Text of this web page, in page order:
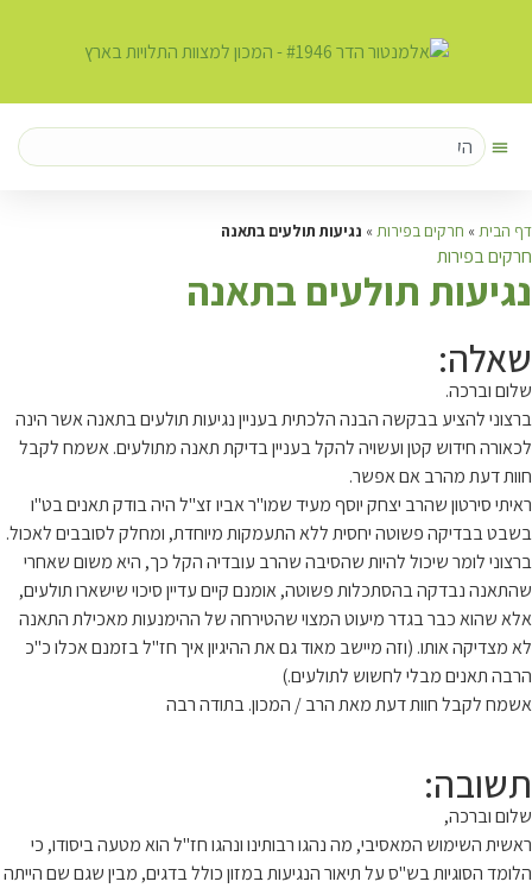
דף הבית » חרקים בפירות » נגיעות תולעים בתאנה
חרקים בפירות
נגיעות תולעים בתאנה
שאלה:
שלום וברכה.
ברצוני להציע בבקשה הבנה הלכתית בעניין נגיעות תולעים בתאנה אשר הינה
לכאורה חידוש קטן ועשויה להקל בעניין בדיקת תאנה מתולעים. אשמח לקבל
חוות דעת מהרב אם אפשר.
ראיתי סירטון שהרב יצחק יוסף מעיד שמו"ר אביו זצ"ל היה בודק תאנים בט"ו
בשבט בבדיקה פשוטה יחסית ללא התעמקות מיוחדת, ומחלק לסובבים לאכול.
ברצוני לומר שיכול להיות שהסיבה שהרב עובדיה הקל כך, היא משום שאחרי
שהתאנה נבדקה בהסתכלות פשוטה, אומנם קיים עדיין סיכוי שישארו תולעים,
אלא שהוא כבר בגדר מיעוט המצוי שהטירחה של ההימנעות מאכילת התאנה
לא מצדיקה אותו. (וזה מיישב מאוד גם את ההיגיון איך חז"ל בזמנם אכלו כ"כ
הרבה תאנים מבלי לחשוש לתולעים.)
אשמח לקבל חוות דעת מאת הרב / המכון. בתודה רבה
תשובה:
שלום וברכה,
ראשית השימוש המאסיבי, מה נהגו רבותינו ונהגו חז"ל הוא מטעה ביסודו, כי
הלומד הסוגיות בש"ס על תיאור הנגיעות במזון כולל בדגים, מבין שגם שם הייתה